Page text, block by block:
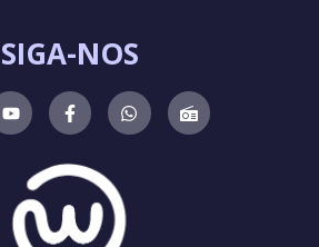
SIGA-NOS